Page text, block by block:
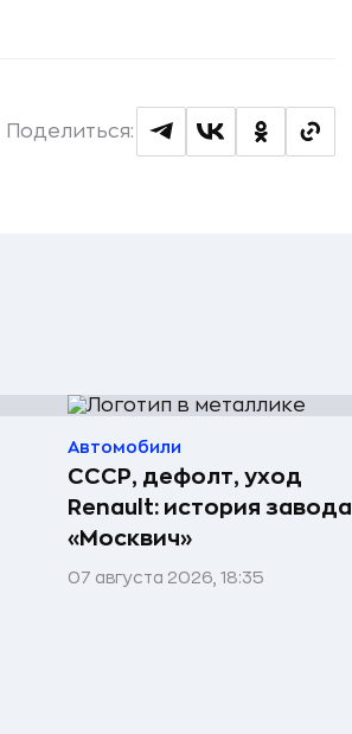
Поделиться:
Автомобили
СССР, дефолт, уход
Renault: история завода
«Москвич»
07 августа 2026, 18:35